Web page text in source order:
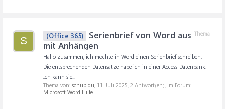
S
Thema
(Office 365)
Serienbrief von Word aus
mit Anhängen
Hallo zusammen, ich möchte in Word einen Serienbrief schreiben.
Die entsprechenden Datensätze habe ich in einer Access-Datenbank.
Ich kann sie...
Thema von: schubidu, 11. Juli 2025, 2 Antwort(en), im Forum:
Microsoft Word Hilfe